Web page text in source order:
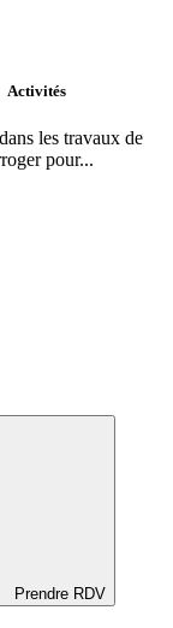
Activités
les travaux de
pour...
Prendre RDV